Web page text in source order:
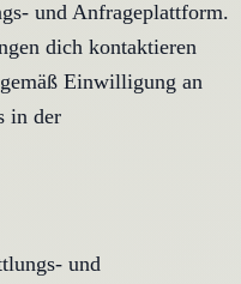
und Anfrageplattform.
dich kontaktieren
Einwilligung an
in der
und